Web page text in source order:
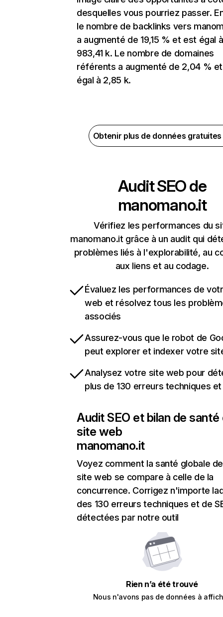
desquelles vous pourriez passer.
le nombre de backlinks vers
a augmenté de 19,15 % et est égal à
983,41 k. Le nombre de domaines
référents a augmenté de 2,04 %
égal à 2,85 k.
Obtenir plus de données
Audit SEO de
manomano.it
Vérifiez les performances du
manomano.it grâce à un audit qui
problèmes liés à l'explorabilité, au
aux liens et au codage.
Évaluez les performances de
web et résolvez tous les
associés
Assurez-vous que le robot de
peut explorer et indexer votre
Analysez votre site web pour
plus de 130 erreurs techniques et
Audit SEO et bilan de santé
site web
manomano.it
Voyez comment la santé globale
site web se compare à celle de la
concurrence. Corrigez n'importe
des 130 erreurs techniques et de
détectées par notre outil
Rien n’a été trouvé
Nous n'avons pas de données à